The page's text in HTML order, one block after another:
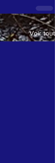
Voir tout